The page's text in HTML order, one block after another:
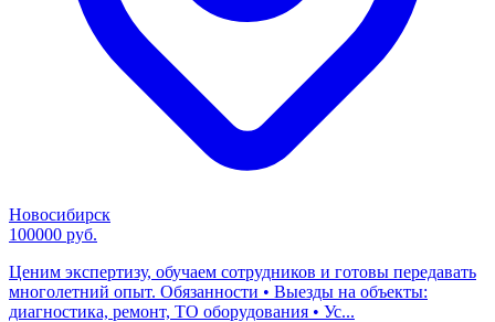
Новосибирск
100000 руб.
Ценим экспертизу, обучаем сотрудников и готовы передавать
многолетний опыт. Обязанности • Выезды на объекты:
диагностика, ремонт, ТО оборудования • Ус...